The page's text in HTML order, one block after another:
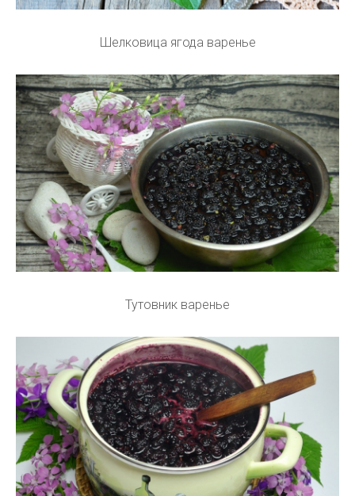
Шелковица ягода варенье
Тутовник варенье